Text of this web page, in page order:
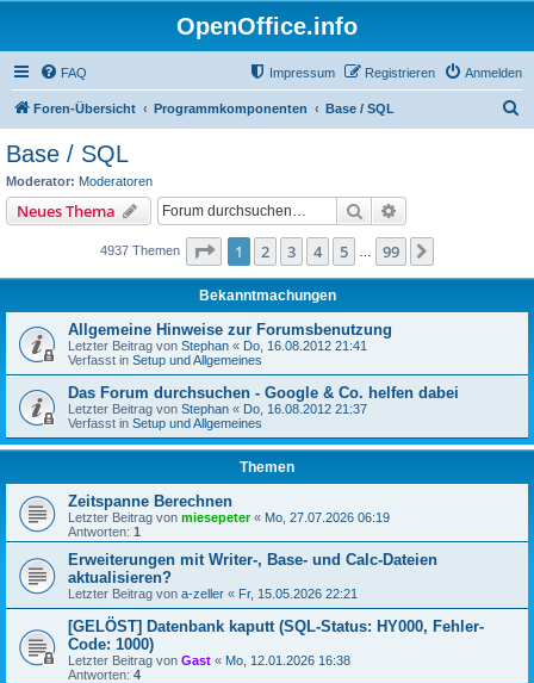
OpenOffice.info
FAQ Anmelden
Registrieren
Impressum
Foren-Übersicht Programmkomponenten Base / SQL
Base / SQL
Moderator: Moderatoren
Neues Thema Suche
4937 Themen Seite 1von 99
1 2 3 4 5 99
Bekanntmachungen
Allgemeine Hinweise zur Forumsbenutzung
Letzter Beitrag von Stephan « Do, 16.08.2012 21:41
Verfasst in Setup und Allgemeines
Das Forum durchsuchen - Google & Co. helfen dabei
Letzter Beitrag von Stephan « Do, 16.08.2012 21:37
Verfasst in Setup und Allgemeines
Themen
Zeitspanne Berechnen
Letzter Beitrag von miesepeter« Mo, 27.07.2026 06:19
Antworten: 1
Erweiterungen mit Writer-, Base- und Calc-Dateien
aktualisieren?
Letzter Beitrag von a-zeller « Fr, 15.05.2026 22:21
[GELÖST] Datenbank kaputt (SQL-Status: HY000, Fehler-
Code: 1000)
Letzter Beitrag von Gast « Mo, 12.01.2026 16:38
Antworten: 4